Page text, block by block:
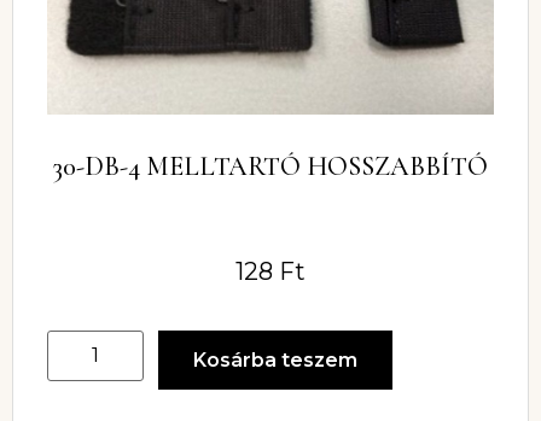
30-DB-4 MELLTARTÓ HOSSZABBÍTÓ
128 Ft
Kosárba teszem